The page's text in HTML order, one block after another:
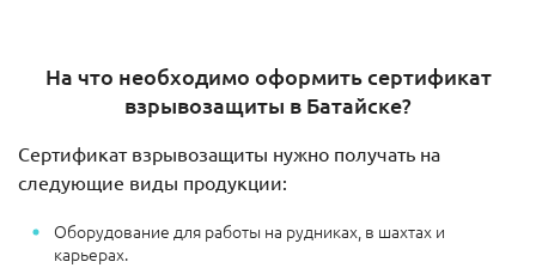
На что необходимо оформить сертификат
взрывозащиты в Батайске?
Сертификат взрывозащиты нужно получать на
следующие виды продукции:
Оборудование для работы на рудниках, в шахтах и
карьерах.